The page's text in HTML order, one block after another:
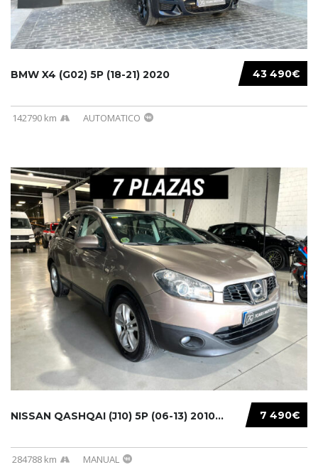
43 490€
BMW X4 (G02) 5P (18-21) 2020
142790 km AUTOMATICO
7 490€
NISSAN QASHQAI (J10) 5P (06-13) 2010...
284788 km MANUAL